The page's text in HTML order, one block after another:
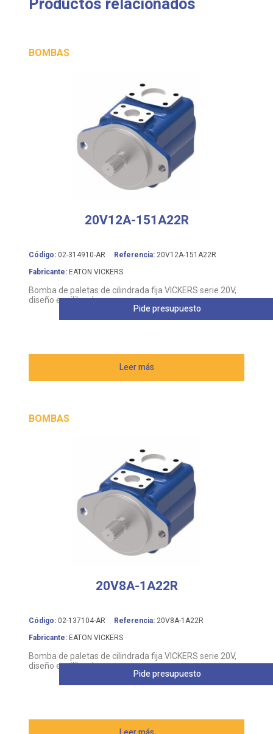
Productos relacionados
BOMBAS
20V12A-151A22R
Código: 02-314910-AR Referencia: 20V12A-151A22R
Fabricante: EATON VICKERS
Bomba de paletas de cilindrada fija VICKERS serie 20V,
diseño equilibrado
Leer más
Pide presupuesto
BOMBAS
20V8A-1A22R
Código: 02-137104-AR Referencia: 20V8A-1A22R
Fabricante: EATON VICKERS
Bomba de paletas de cilindrada fija VICKERS serie 20V,
diseño equilibrado
Pide presupuesto